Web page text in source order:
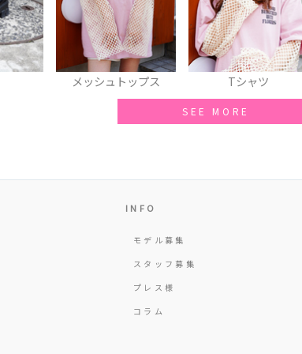
メッシュトップス Tシャツ
SEE MORE
INFO
モデル募集
スタッフ募集
プレス様
コラム